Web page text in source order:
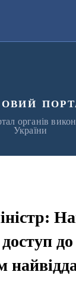
органів
України
до